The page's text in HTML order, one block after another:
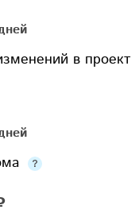
в проект